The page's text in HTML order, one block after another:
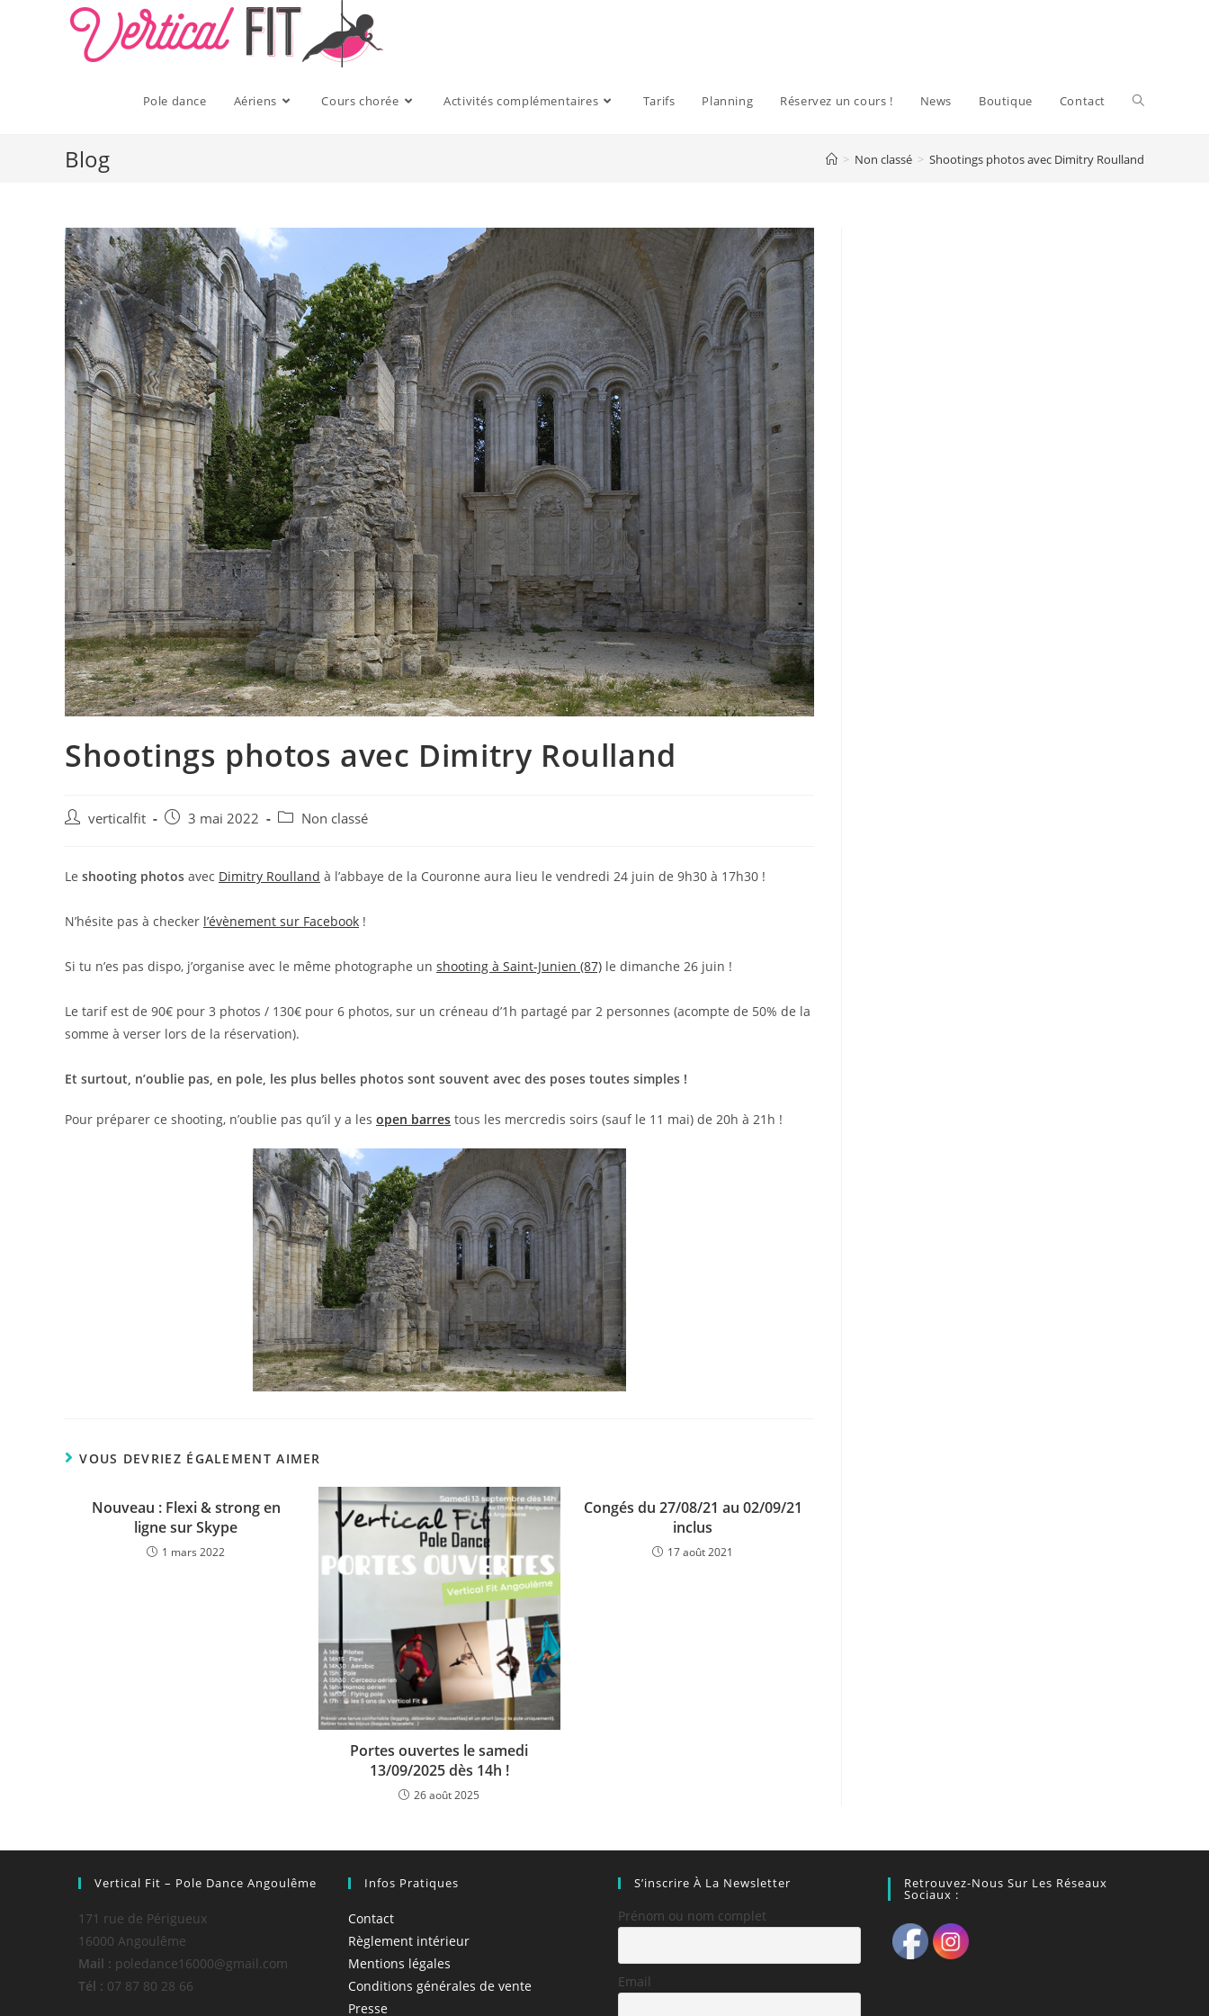
Pole dance Aériens Cours chorée Activités complémentaires Tarifs Planning Réservez un cours ! News Boutique Contact Toggle
website
Blog > Non classé > Shootings photos avec Dimitry Roulland
Shootings photos avec Dimitry Roulland
Auteur/autrice
publication :
verticalfit
Publication
3 mai 2022
Post Non classé
Le shooting photos avec Dimitry Roulland à l’abbaye de la Couronne aura lieu le vendredi 24 juin de 9h30 à 17h30 !
N’hésite pas à checker l’évènement sur Facebook !
Si tu n’es pas dispo, j’organise avec le même photographe un shooting à Saint-Junien (87) le dimanche 26 juin !
Le tarif est de 90€ pour 3 photos / 130€ pour 6 photos, sur un créneau d’1h partagé par 2 personnes (acompte de 50% de la
somme à verser lors de la réservation).
Et surtout, n’oublie pas, en pole, les plus belles photos sont souvent avec des poses toutes simples !
Pour préparer ce shooting, n’oublie pas qu’il y a les open barres tous les mercredis soirs (sauf le 11 mai) de 20h à 21h !
VOUS DEVRIEZ ÉGALEMENT AIMER
Nouveau : Flexi & strong en
ligne sur Skype
1 mars 2022
Portes ouvertes le samedi
13/09/2025 dès 14h !
26 août 2025
Congés du 27/08/21 au 02/09/21
inclus
17 août 2021
Vertical Fit – Pole Dance Angoulême
171 rue de Périgueux
16000 Angoulême
Mail : poledance16000@gmail.com
Tél : 07 87 80 28 66
Infos Pratiques
Contact
Règlement intérieur
Mentions légales
Conditions générales de vente
Presse
S’inscrire À La Newsletter
Prénom ou nom complet
Email
Retrouvez-Nous Sur Les Réseaux
Sociaux :